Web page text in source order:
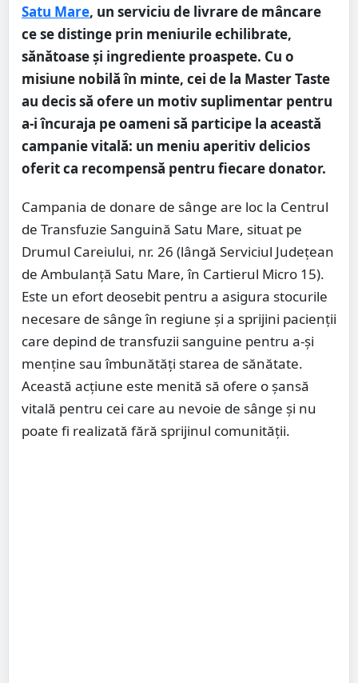
Satu Mare, un serviciu de livrare de mâncare
ce se distinge prin meniurile echilibrate,
sănătoase și ingrediente proaspete. Cu o
misiune nobilă în minte, cei de la Master Taste
au decis să ofere un motiv suplimentar pentru
a-i încuraja pe oameni să participe la această
campanie vitală: un meniu aperitiv delicios
oferit ca recompensă pentru fiecare donator.
Campania de donare de sânge are loc la Centrul
de Transfuzie Sanguină Satu Mare, situat pe
Drumul Careiului, nr. 26 (lângă Serviciul Județean
de Ambulanță Satu Mare, în Cartierul Micro 15).
Este un efort deosebit pentru a asigura stocurile
necesare de sânge în regiune și a sprijini pacienții
care depind de transfuzii sanguine pentru a-și
menține sau îmbunătăți starea de sănătate.
Această acțiune este menită să ofere o șansă
vitală pentru cei care au nevoie de sânge și nu
poate fi realizată fără sprijinul comunității.